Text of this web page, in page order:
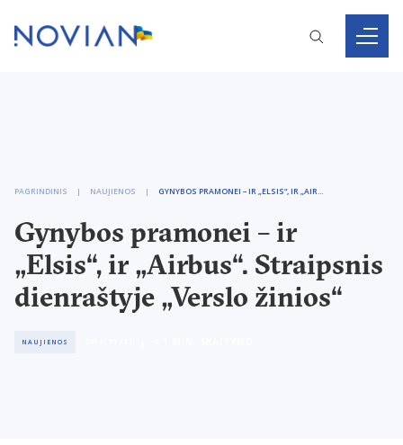
PAGRINDINIS NAUJIENOS GYNYBOS PRAMONEI – IR „ELSIS“, IR „AIRBUS“. STRAIPSNIS DIENRAŠTYJE „VERSLO ŽINIOS“
Gynybos pramonei – ir
„Elsis“, ir „Airbus“. Straipsnis
dienraštyje „Verslo žinios“
NAUJIENOS